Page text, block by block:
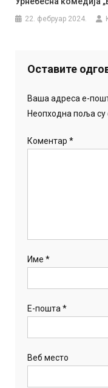
22. фебруар 2024.
Оставите
Ваша адреса е-
Неопходна поља
Коментар*
Име*
Е-пошта*
Веб место